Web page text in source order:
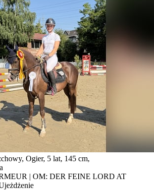
Ogier, 5 lat, 145 cm,
| OM: DER FEINE LORD AT